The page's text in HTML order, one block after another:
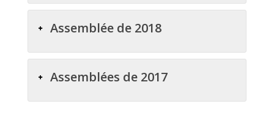
Assemblée de 2018
Assemblées de 2017